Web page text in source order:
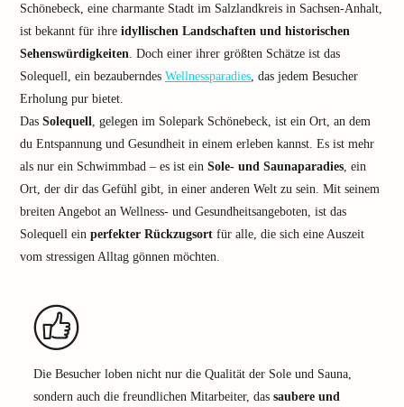
Schönebeck, eine charmante Stadt im Salzlandkreis in Sachsen-Anhalt,
ist bekannt für ihre idyllischen Landschaften und historischen
Sehenswürdigkeiten. Doch einer ihrer größten Schätze ist das
Solequell, ein bezauberndes Wellnessparadies, das jedem Besucher
Erholung pur bietet.
Das Solequell, gelegen im Solepark Schönebeck, ist ein Ort, an dem
du Entspannung und Gesundheit in einem erleben kannst. Es ist mehr
als nur ein Schwimmbad – es ist ein Sole- und Saunaparadies, ein
Ort, der dir das Gefühl gibt, in einer anderen Welt zu sein. Mit seinem
breiten Angebot an Wellness- und Gesundheitsangeboten, ist das
Solequell ein perfekter Rückzugsort für alle, die sich eine Auszeit
vom stressigen Alltag gönnen möchten.
Die Besucher loben nicht nur die Qualität der Sole und Sauna,
sondern auch die freundlichen Mitarbeiter, das saubere und